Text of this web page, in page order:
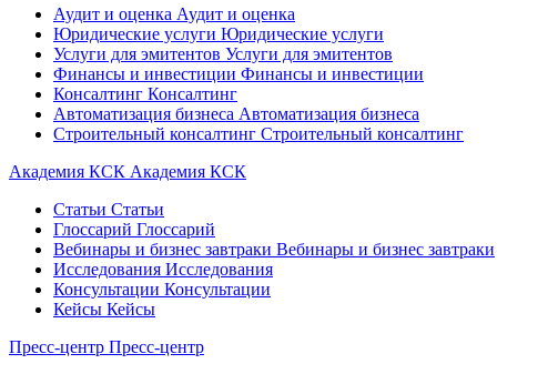
Аудит и оценка Аудит и оценка
Юридические услуги Юридические услуги
Услуги для эмитентов Услуги для эмитентов
Финансы и инвестиции Финансы и инвестиции
Консалтинг Консалтинг
Автоматизация бизнеса Автоматизация бизнеса
Строительный консалтинг Строительный консалтинг
Академия КСК Академия КСК
Статьи Статьи
Глоссарий Глоссарий
Вебинары и бизнес завтраки Вебинары и бизнес завтраки
Исследования Исследования
Консультации Консультации
Кейсы Кейсы
Пресс-центр Пресс-центр